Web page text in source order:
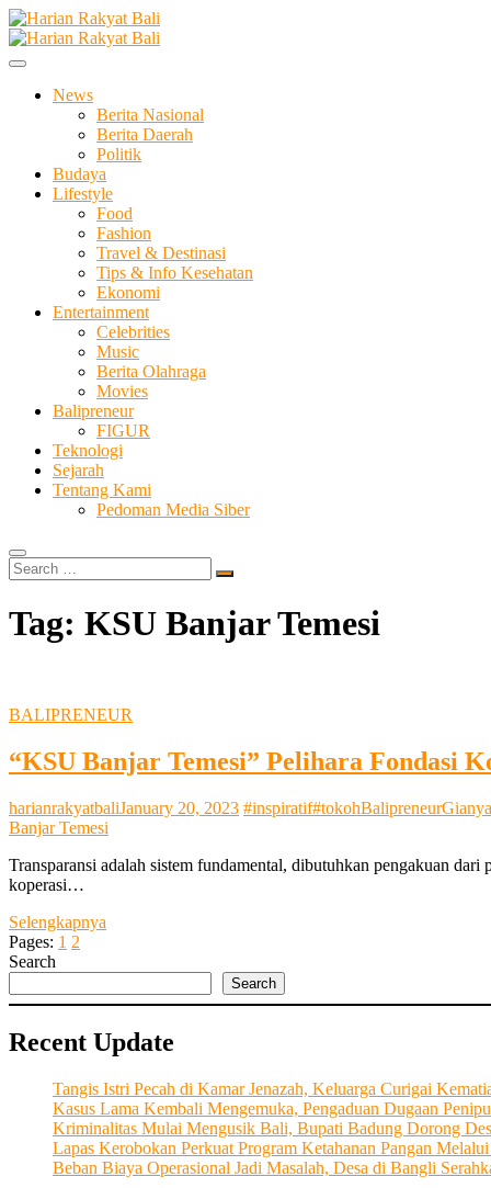
Skip
to
content
Harian Rakyat Bali
Membangun Semangat Kehidupan dan Berbangsa
News
Berita Nasional
Berita Daerah
Politik
Budaya
Lifestyle
Food
Fashion
Travel & Destinasi
Tips & Info Kesehatan
Ekonomi
Entertainment
Celebrities
Music
Berita Olahraga
Movies
Balipreneur
FIGUR
Teknologi
Sejarah
Tentang Kami
Pedoman Media Siber
Search
…
Tag: KSU Banjar Temesi
BALIPRENEUR
“KSU Banjar Temesi” Pelihara Fondasi
harianrakyatbaliJanuary 20, 2023 #inspiratif#tokohBalipreneur
Banjar Temesi
Transparansi adalah sistem fundamental, dibutuhkan pengakuan
koperasi…
Selengkapnya
Fondasi
Dengan
Merpererat
Sinergitas
Antar
Masyarakat,
Pengurus
dan
Pengawas
Pages: 1 2
Search
Search
Recent Update
Tangis Istri Pecah di Kamar Jenazah, Keluarga Curigai
Kasus Lama Kembali Mengemuka, Pengaduan Dugaan
Kriminalitas Mulai Mengusik Bali, Bupati Badung Dorong
Lapas Kerobokan Perkuat Program Ketahanan Pangan
Beban Biaya Operasional Jadi Masalah, Desa di Bangli